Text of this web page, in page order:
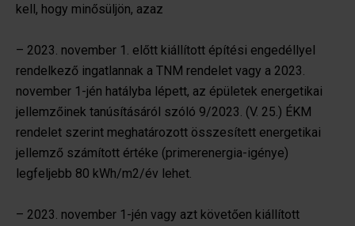
kell, hogy minősüljön, azaz
– 2023. november 1. előtt kiállított építési engedéllyel
rendelkező ingatlannak a TNM rendelet vagy a 2023.
november 1-jén hatályba lépett, az épületek energetikai
jellemzőinek tanúsításáról szóló 9/2023. (V. 25.) ÉKM
rendelet szerint meghatározott összesített energetikai
jellemző számított értéke (primerenergia-igénye)
legfeljebb 80 kWh/m2/év lehet.
– 2023. november 1-jén vagy azt követően kiállított